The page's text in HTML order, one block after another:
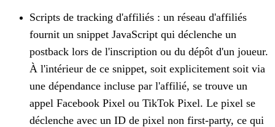
Scripts de tracking d'affiliés : un réseau d'affiliés
fournit un snippet JavaScript qui déclenche un
postback lors de l'inscription ou du dépôt d'un joueur.
À l'intérieur de ce snippet, soit explicitement soit via
une dépendance incluse par l'affilié, se trouve un
appel Facebook Pixel ou TikTok Pixel. Le pixel se
déclenche avec un ID de pixel non first-party, ce qui